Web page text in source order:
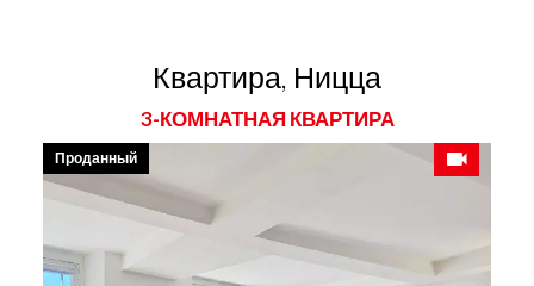
Квартира, Ницца
3-КОМНАТНАЯ КВАРТИРА
Проданный